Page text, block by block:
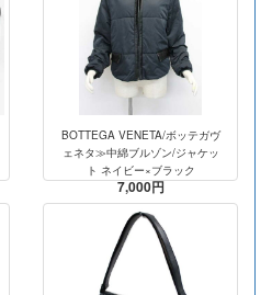
BOTTEGA VENETA/ボッテガヴ
ェネタ≫中綿ブルゾン/ジャケッ
ト ネイビー×ブラック
7,000円